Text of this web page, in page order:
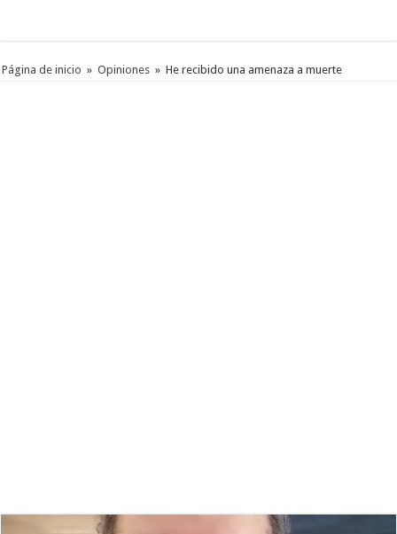
Página de inicio » Opiniones » He recibido una amenaza a muerte